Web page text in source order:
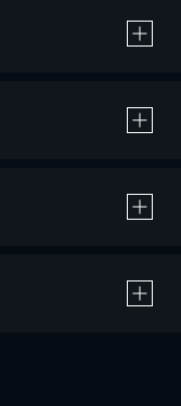
作品の購入 / レンタルです。